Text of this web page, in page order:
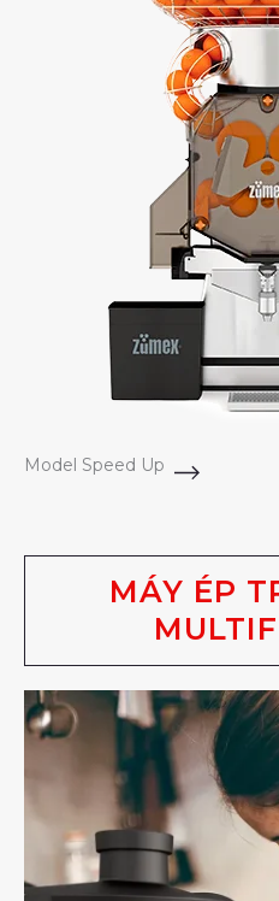
Model Speed Up
MÁY ÉP